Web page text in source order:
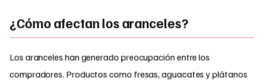
¿Cómo afectan los aranceles?
Los aranceles han generado preocupación entre los
compradores. Productos como fresas, aguacates y plátanos